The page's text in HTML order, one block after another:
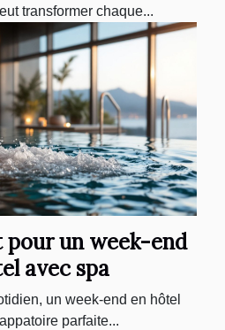
transformer chaque...
pour un week-end
avec spa
un week-end en hôtel
parfaite...